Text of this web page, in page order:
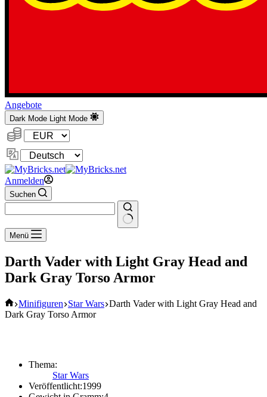
Angebote
Dark Mode Light Mode
Währung:
Sprache
ändern
Anmelden
Suchen
Keine
Ergebnisse
Menü
Darth Vader with Light Gray Head and
Dark Gray Torso Armor
Start
Minifiguren Star Wars Darth Vader with Light Gray Head and
Dark Gray Torso Armor
Thema:
Star Wars
Veröffentlicht:1999